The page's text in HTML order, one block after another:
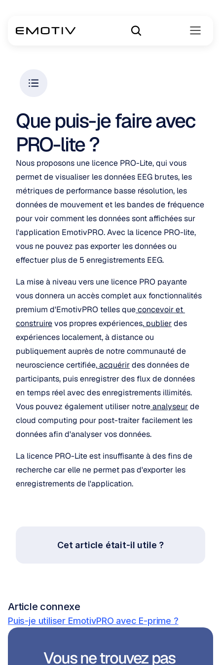
Que puis-je faire avec
PRO-lite ?
Nous proposons une licence PRO-Lite, qui vous
permet de visualiser les données EEG brutes, les
métriques de performance basse résolution, les
données de mouvement et les bandes de fréquence
pour voir comment les données sont affichées sur
l'application EmotivPRO. Avec la licence PRO-lite,
vous ne pouvez pas exporter les données ou
effectuer plus de 5 enregistrements EEG.
La mise à niveau vers une licence PRO payante
vous donnera un accès complet aux fonctionnalités
premium d'EmotivPRO telles que concevoir et
construire vos propres expériences, publier des
expériences localement, à distance ou
publiquement auprès de notre communauté de
neuroscience certifiée, acquérir des données de
participants, puis enregistrer des flux de données
en temps réel avec des enregistrements illimités.
Vous pouvez également utiliser notre analyseur de
cloud computing pour post-traiter facilement les
données afin d'analyser vos données.
La licence PRO-Lite est insuffisante à des fins de
recherche car elle ne permet pas d'exporter les
enregistrements de l'application.
Cet article était-il utile ?
Article connexe
Puis-je utiliser EmotivPRO avec E-prime ?
Vous ne trouvez pas